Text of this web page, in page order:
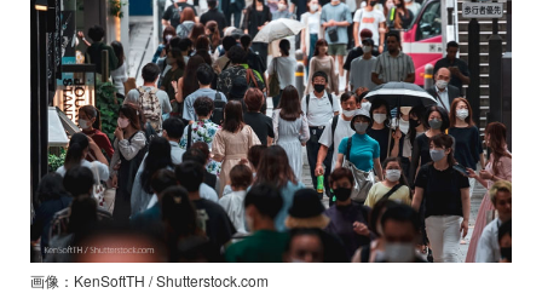
画像：KenSoftTH / Shutterstock.com